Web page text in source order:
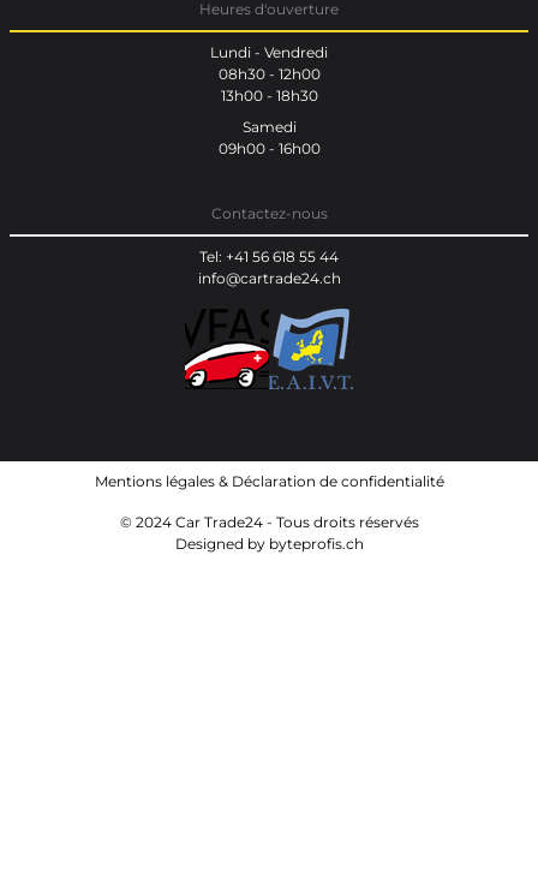
Heures d'ouverture
Lundi - Vendredi
08h30 - 12h00
13h00 - 18h30
Samedi
09h00 - 16h00
Contactez-nous
Tel: +41 56 618 55 44
info@cartrade24.ch
Mentions légales& Déclaration de confidentialité
© 2024 Car Trade24 - Tous droits réservés
Designed by byteprofis.ch